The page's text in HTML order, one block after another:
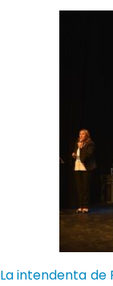
La intendenta de